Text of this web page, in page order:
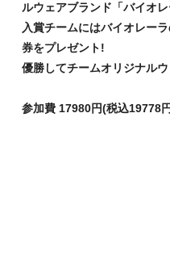
ルウェアブランド「バイオ
入賞チームにはバイオレー
券をプレゼント!
優勝してチームオリジナル
参加費 17980円(税込19778